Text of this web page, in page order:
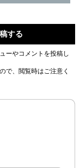
する
ーやコメントを投稿し
で、閲覧時はご注意く